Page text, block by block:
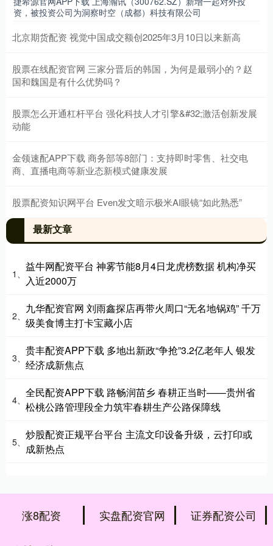
资，被投资公司为洞察时空（成都）科技有限公司
北京期货配资 视觉中国成交额创2025年3月10日以来新高
股票在线配资官网 三家分晋后的韩国，为何是最弱小的？赵
国和魏国是有什么优势吗？
股票怎么开通杠杆平台 强化科技人才引擎&#32;激活创新发展
动能
金领速配APP下载 商务部等8部门：支持即时零售、社交电
商、直播电商等新业态新模式健康发展
股票配资知识网平台 Even发文暗示极米AI眼镜“如此熟悉”
最新文章
1、
益牛网配资平台 神雾节能8月4日龙虎榜数据 机构净买
入近2000万
2、
九华配资官网 刘雨鑫探店再带火周口“无名地锅鸡” 千万
级美食博主打卡宝藏小店
3、
贵丰配资APP下载 多地出新政“争抢”3.2亿老年人 银发
经济成新焦点
4、
全民配资APP下载 路畅润苗乡 春耕正当时——贵州省
松桃公路管理段全力筑牢春耕生产公路保障线
5、
炒股配资正规平台平台 主流文印设备升级，云打印或
成新热点
涨8配资 实盘配资官网 证券配资公司